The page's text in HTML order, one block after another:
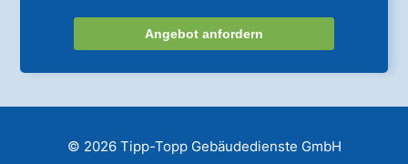
Angebot anfordern
© 2026 Tipp-Topp Gebäudedienste GmbH